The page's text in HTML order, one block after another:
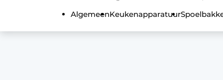
AlgemeenKeukenapparatuur